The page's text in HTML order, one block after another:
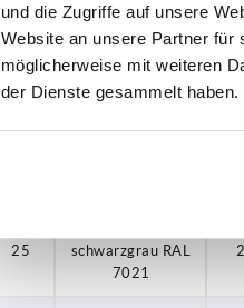
und die Zugriffe auf unsere
Website an unsere Partner für
möglicherweise mit weiteren
der Dienste gesammelt haben.
10
schwarzgrau RAL
7021
25
schwarzgrau RAL
7021
2